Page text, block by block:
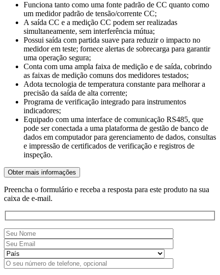
Funciona tanto como uma fonte padrão de CC quanto como
um medidor padrão de tensão/corrente CC;
A saída CC e a medição CC podem ser realizadas
simultaneamente, sem interferência mútua;
Possui saída com partida suave para reduzir o impacto no
medidor em teste; fornece alertas de sobrecarga para garantir
uma operação segura;
Conta com uma ampla faixa de medição e de saída, cobrindo
as faixas de medição comuns dos medidores testados;
Adota tecnologia de temperatura constante para melhorar a
precisão da saída de alta corrente;
Programa de verificação integrado para instrumentos
indicadores;
Equipado com uma interface de comunicação RS485, que
pode ser conectada a uma plataforma de gestão de banco de
dados em computador para gerenciamento de dados, consultas
e impressão de certificados de verificação e registros de
inspeção.
Obter mais informações
Preencha o formulário e receba a resposta para este produto na sua
caixa de e-mail.